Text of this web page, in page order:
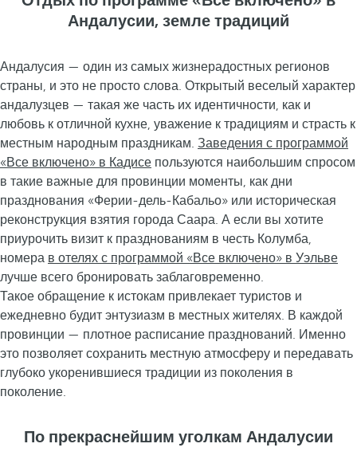
Андалусии, земле традиций
Андалусия — один из самых жизнерадостных регионов
страны, и это не просто слова. Открытый веселый характер
андалузцев — такая же часть их идентичности, как и
любовь к отличной кухне, уважение к традициям и страсть к
местным народным праздникам. Заведения с программой
«Все включено» в Кадисе пользуются наибольшим спросом
в такие важные для провинции моменты, как дни
празднования «Ферии-дель-Кабальо» или историческая
реконструкция взятия города Саара. А если вы хотите
приурочить визит к празднованиям в честь Колумба,
номера в отелях с программой «Все включено» в Уэльве
лучше всего бронировать заблаговременно.
Такое обращение к истокам привлекает туристов и
ежедневно будит энтузиазм в местных жителях. В каждой
провинции — плотное расписание празднований. Именно
это позволяет сохранить местную атмосферу и передавать
глубоко укоренившиеся традиции из поколения в
поколение.
По прекраснейшим уголкам Андалусии